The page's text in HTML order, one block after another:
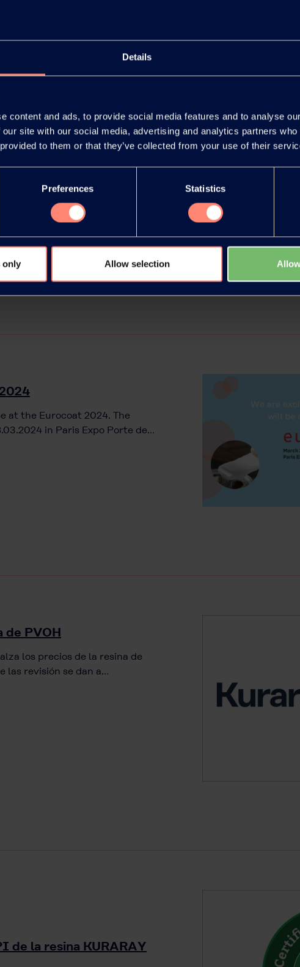
Details
content and ads, to provide social media features and to analyse
site with our social media, advertising and analytics partners
to them or that they’ve collected from your use of their
Preferences Statistics
only Allow selection
2024, donde Kuraray
Isopentyldiol y
at the Eurocoat 2024. The
in Paris Expo Porte de…
de PVOH
los precios de la resina de
las revisión se dan a…
de la resina KURARAY